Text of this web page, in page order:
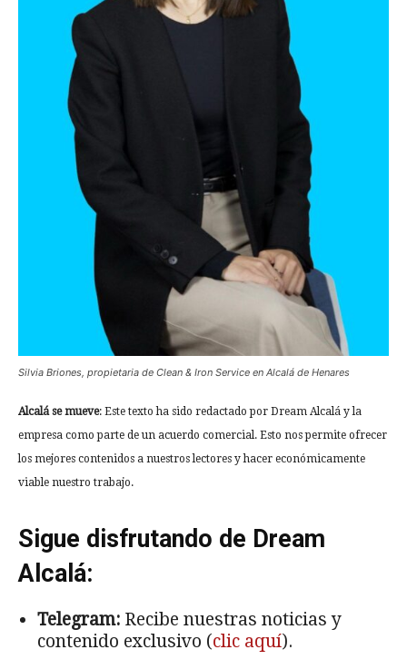
Silvia Briones, propietaria de Clean & Iron Service en Alcalá de Henares
Alcalá se mueve: Este texto ha sido redactado por Dream Alcalá y la
empresa como parte de un acuerdo comercial. Esto nos permite ofrecer
los mejores contenidos a nuestros lectores y hacer económicamente
viable nuestro trabajo.
Sigue disfrutando de Dream
Alcalá:
Telegram: Recibe nuestras noticias y
contenido exclusivo (clic aquí).